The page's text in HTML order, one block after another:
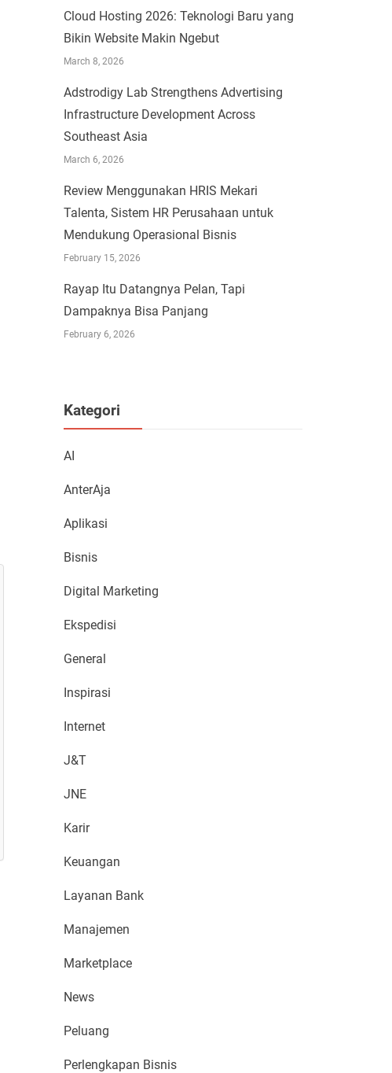
Cloud Hosting 2026: Teknologi Baru yang
Bikin Website Makin Ngebut
March 8, 2026
Adstrodigy Lab Strengthens Advertising
Infrastructure Development Across
Southeast Asia
March 6, 2026
Review Menggunakan HRIS Mekari
Talenta, Sistem HR Perusahaan untuk
Mendukung Operasional Bisnis
February 15, 2026
Rayap Itu Datangnya Pelan, Tapi
Dampaknya Bisa Panjang
February 6, 2026
Kategori
AI
AnterAja
Aplikasi
Bisnis
Digital Marketing
Ekspedisi
General
Inspirasi
Internet
J&T
JNE
Karir
Keuangan
Layanan Bank
Manajemen
Marketplace
News
Peluang
Perlengkapan Bisnis